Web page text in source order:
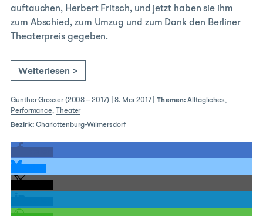
auftauchen, Herbert Fritsch, und jetzt haben sie ihm
zum Abschied, zum Umzug und zum Dank den Berliner
Theaterpreis gegeben.
Weiterlesen >
Günther Grosser (2008 – 2017)|8. Mai 2017|Themen: Alltägliches,
Performance,
Theater
Bezirk: Charlottenburg-Wilmersdorf